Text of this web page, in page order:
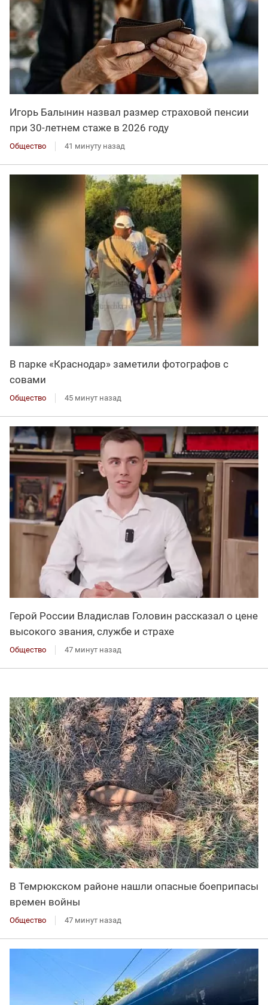
Игорь Балынин назвал размер страховой пенсии
при 30-летнем стаже в 2026 году
Общество 41 минуту назад
В парке «Краснодар» заметили фотографов с
совами
Общество 45 минут назад
Герой России Владислав Головин рассказал о цене
высокого звания, службе и страхе
Общество 47 минут назад
В Темрюкском районе нашли опасные боеприпасы
времен войны
Общество 47 минут назад